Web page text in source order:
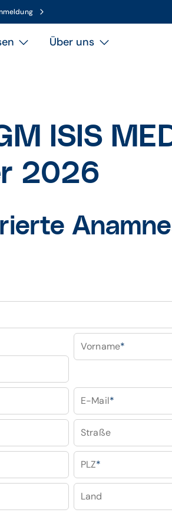
Über uns
ISIS
2026
Vorname*
E-Mail*
Straße
PLZ*
Land